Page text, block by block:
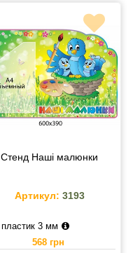
Стенд Наші малюнки
Артикул: 3193
пластик 3 мм
568 грн